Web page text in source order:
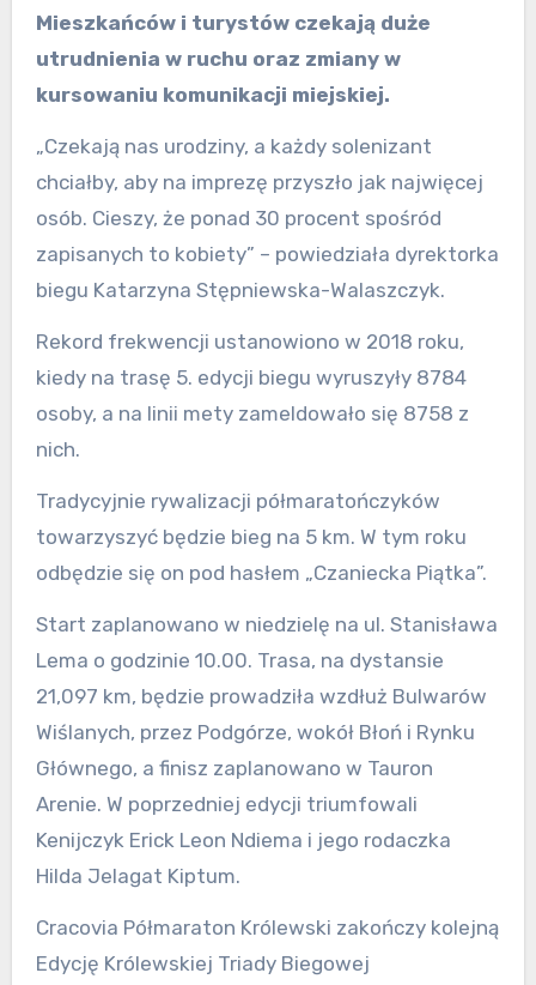
Mieszkańców i turystów czekają duże
utrudnienia w ruchu oraz zmiany w
kursowaniu komunikacji miejskiej.
„Czekają nas urodziny, a każdy solenizant
chciałby, aby na imprezę przyszło jak najwięcej
osób. Cieszy, że ponad 30 procent spośród
zapisanych to kobiety” – powiedziała dyrektorka
biegu Katarzyna Stępniewska-Walaszczyk.
Rekord frekwencji ustanowiono w 2018 roku,
kiedy na trasę 5. edycji biegu wyruszyły 8784
osoby, a na linii mety zameldowało się 8758 z
nich.
Tradycyjnie rywalizacji półmaratończyków
towarzyszyć będzie bieg na 5 km. W tym roku
odbędzie się on pod hasłem „Czaniecka Piątka”.
Start zaplanowano w niedzielę na ul. Stanisława
Lema o godzinie 10.00. Trasa, na dystansie
21,097 km, będzie prowadziła wzdłuż Bulwarów
Wiślanych, przez Podgórze, wokół Błoń i Rynku
Głównego, a finisz zaplanowano w Tauron
Arenie. W poprzedniej edycji triumfowali
Kenijczyk Erick Leon Ndiema i jego rodaczka
Hilda Jelagat Kiptum.
Cracovia Półmaraton Królewski zakończy kolejną
Edycję Królewskiej Triady Biegowej